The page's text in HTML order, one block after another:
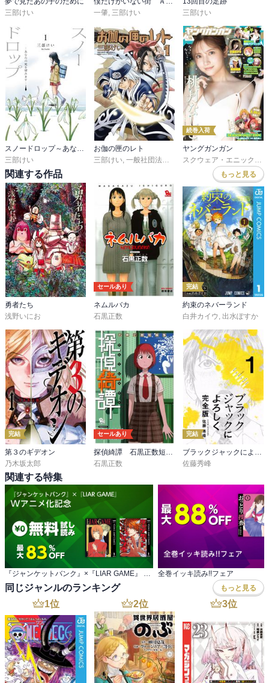
三部けい
一肇, 三部けい
三部けい
三部けい
お伽の匣のレト
三部けい 一般社団法人阿寒アイヌコンサルン
続巻入荷
ヤングガンガン
関連する作品 もっと見る
勇者たち
浅野いにお
セールあり
ネムルバカ
石黒正数
完結
約束のネバーランド
白井カイウ, 出水ぽすか
完結
第３のギデオン
乃木坂太郎
セールあり
石黒正数
完結
佐藤秀峰
関連する特集
全巻イッキ読み!!フェア
同じジャンルのランキング もっと見る
1位 2位 3位